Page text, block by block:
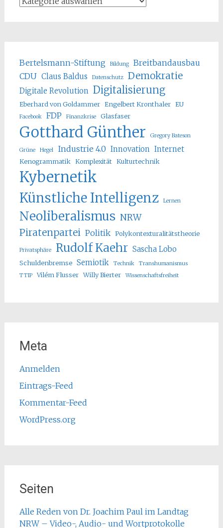
Bertelsmann-Stiftung Bildung
Breitbandausbau
CDU Claus Baldus Datenschutz Demokratie
Digitale Revolution Digitalisierung
Eberhard von Goldammer Engelbert Kronthaler EU
Facebook FDP Finanzkrise Glasfaser
Gotthard Günther Gregory Bateson
Grüne Hegel Industrie 4.0 Innovation Internet
Kenogrammatik Komplexität Kulturtechnik
Kybernetik
Künstliche Intelligenz Lernen
Neoliberalismus NRW
Piratenpartei Politik Polykontexturalitätstheorie
Privatsphäre Rudolf Kaehr Sascha Lobo
Schuldenbremse Semiotik Technik
Transhumanismus
TTIP
Vilém Flusser Willy Bierter Wissenschaftsfreiheit
Meta
Anmelden
Eintrags-Feed
Kommentar-Feed
WordPress.org
Seiten
Alle Reden von Dr. Joachim Paul im Landtag
NRW – Video-, Audio- und Wortprotokolle